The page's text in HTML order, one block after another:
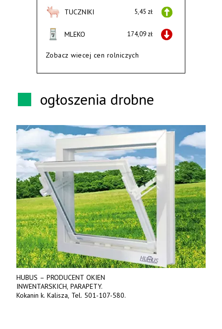
TUCZNIKI 5,45 zł
MLEKO 174,09 zł
Zobacz wiecej cen rolniczych
ogłoszenia drobne
HUBUS – PRODUCENT OKIEN
INWENTARSKICH, PARAPETY.
Kokanin k. Kalisza, Tel. 501-107-580.